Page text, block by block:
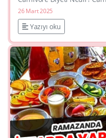
26 Mart 2025
Yazıyı oku